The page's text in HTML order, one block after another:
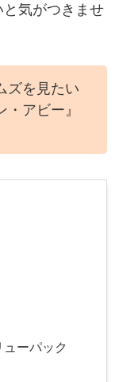
気がつきませ
ズを見たい
アビー』
ーパック